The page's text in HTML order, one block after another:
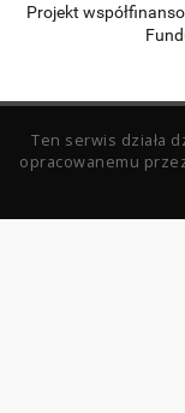
Projekt
Ten serwis działa
opracowanemu